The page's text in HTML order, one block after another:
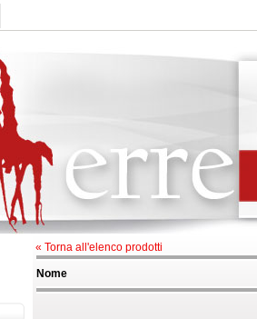
« Torna all'elenco prodotti
Nome